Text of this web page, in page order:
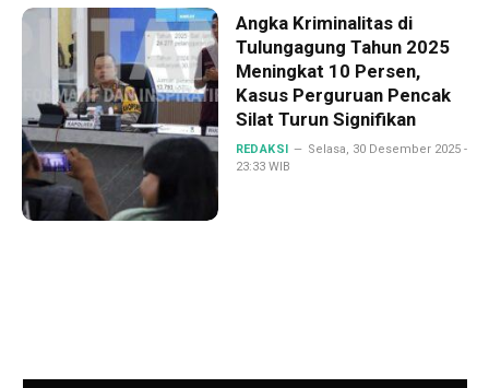
Angka Kriminalitas di
Tulungagung Tahun 2025
Meningkat 10 Persen,
Kasus Perguruan Pencak
Silat Turun Signifikan
REDAKSI
Selasa, 30 Desember 2025 -
23:33 WIB